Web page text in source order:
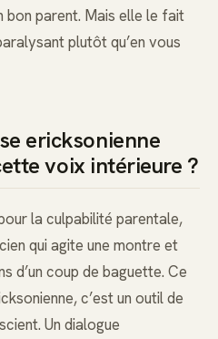
bon parent. Mais elle le fait
plutôt qu’en vous
ericksonienne
voix intérieure ?
la culpabilité parentale,
qui agite une montre et
d’un coup de baguette. Ce
c’est un outil de
Un dialogue